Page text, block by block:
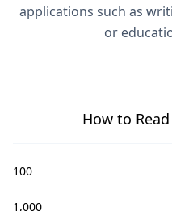
applications such as
or
How to
100
1,000